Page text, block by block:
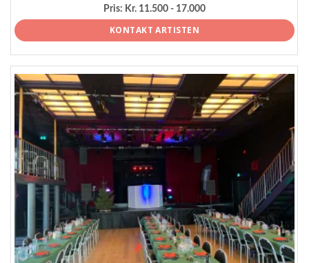
Pris: Kr. 11.500 - 17.000
KONTAKT ARTISTEN